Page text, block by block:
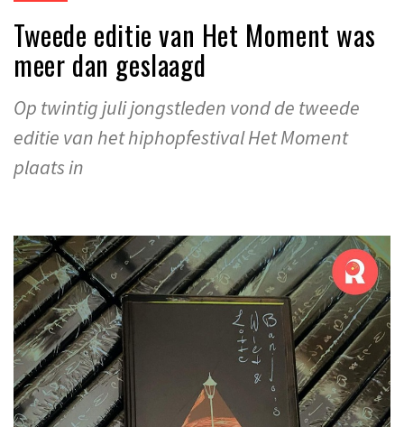
Tweede editie van Het Moment was
meer dan geslaagd
Op twintig juli jongstleden vond de tweede
editie van het hiphopfestival Het Moment
plaats in